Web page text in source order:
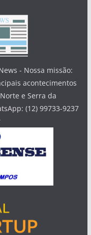
- Nossa missão:
acontecimentos
e Serra da
(12) 99733-9237